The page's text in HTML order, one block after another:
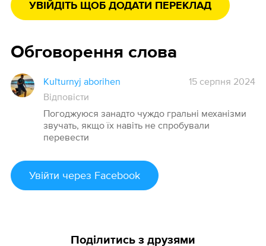
УВІЙДІТЬ ЩОБ ДОДАТИ ПЕРЕКЛАД
Обговорення слова
Kuľturnyj aborihen
15 серпня 2024
Відповісти
Погоджуюся занадто чуждо гральні механізми
звучать, якщо їх навіть не спробували
перевести
Увійти через Facebook
Поділитись з друзями